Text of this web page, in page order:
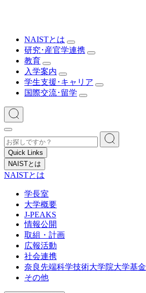
NAISTとは
研究･産官学連携
教育
入学案内
学生支援･キャリア
国際交流･留学
Quick Links
NAISTとは
NAISTとは
学長室
大学概要
J-PEAKS
情報公開
取組・計画
広報活動
社会連携
奈良先端科学技術大学院大学基金
その他